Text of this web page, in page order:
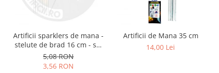
Artificii sparklers de mana -
stelute de brad 16 cm - set
10 buc
5,08 RON
3,56 RON
Artificii de Mana 35 cm
14,00 Lei